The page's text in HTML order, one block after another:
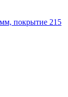
покрытие 215